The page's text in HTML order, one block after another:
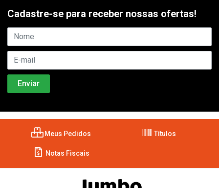
Cadastre-se para receber nossas ofertas!
Meus Pedidos Títulos
Notas Fiscais